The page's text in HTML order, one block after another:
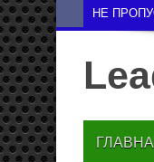
НЕ